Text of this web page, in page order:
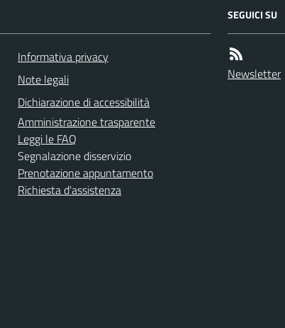
Informativa privacy
Note legali
Dichiarazione di accessibilità
Amministrazione trasparente
Leggi le FAQ
Segnalazione disservizio
Prenotazione appuntamento
Richiesta d'assistenza
SEGUICI SU
Newsletter